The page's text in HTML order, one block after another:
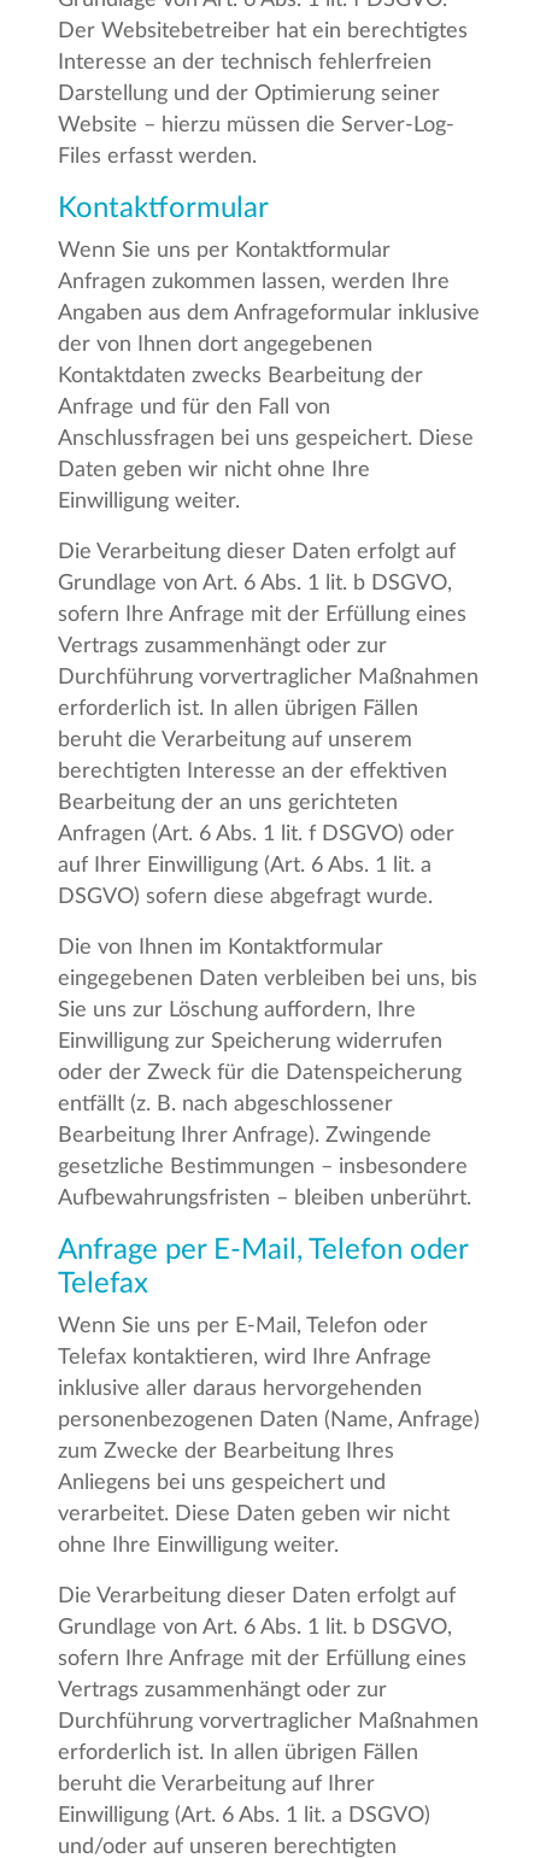
Der Websitebetreiber hat ein berechtigtes
Interesse an der technisch fehlerfreien
Darstellung und der Optimierung seiner
Website – hierzu müssen die Server-Log-
Files erfasst werden.
Kontaktformular
Wenn Sie uns per Kontaktformular
Anfragen zukommen lassen, werden Ihre
Angaben aus dem Anfrageformular inklusive
der von Ihnen dort angegebenen
Kontaktdaten zwecks Bearbeitung der
Anfrage und für den Fall von
Anschlussfragen bei uns gespeichert. Diese
Daten geben wir nicht ohne Ihre
Einwilligung weiter.
Die Verarbeitung dieser Daten erfolgt auf
Grundlage von Art. 6 Abs. 1 lit. b DSGVO,
sofern Ihre Anfrage mit der Erfüllung eines
Vertrags zusammenhängt oder zur
Durchführung vorvertraglicher Maßnahmen
erforderlich ist. In allen übrigen Fällen
beruht die Verarbeitung auf unserem
berechtigten Interesse an der effektiven
Bearbeitung der an uns gerichteten
Anfragen (Art. 6 Abs. 1 lit. f DSGVO) oder
auf Ihrer Einwilligung (Art. 6 Abs. 1 lit. a
DSGVO) sofern diese abgefragt wurde.
Die von Ihnen im Kontaktformular
eingegebenen Daten verbleiben bei uns, bis
Sie uns zur Löschung auffordern, Ihre
Einwilligung zur Speicherung widerrufen
oder der Zweck für die Datenspeicherung
entfällt (z. B. nach abgeschlossener
Bearbeitung Ihrer Anfrage). Zwingende
gesetzliche Bestimmungen – insbesondere
Aufbewahrungsfristen – bleiben unberührt.
Anfrage per E-Mail, Telefon oder
Telefax
Wenn Sie uns per E-Mail, Telefon oder
Telefax kontaktieren, wird Ihre Anfrage
inklusive aller daraus hervorgehenden
personenbezogenen Daten (Name, Anfrage)
zum Zwecke der Bearbeitung Ihres
Anliegens bei uns gespeichert und
verarbeitet. Diese Daten geben wir nicht
ohne Ihre Einwilligung weiter.
Die Verarbeitung dieser Daten erfolgt auf
Grundlage von Art. 6 Abs. 1 lit. b DSGVO,
sofern Ihre Anfrage mit der Erfüllung eines
Vertrags zusammenhängt oder zur
Durchführung vorvertraglicher Maßnahmen
erforderlich ist. In allen übrigen Fällen
beruht die Verarbeitung auf Ihrer
Einwilligung (Art. 6 Abs. 1 lit. a DSGVO)
und/oder auf unseren berechtigten